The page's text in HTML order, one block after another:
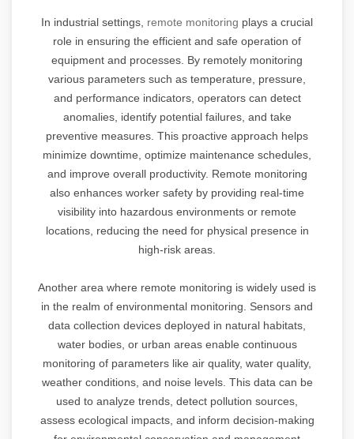
In industrial settings, remote monitoring plays a crucial
role in ensuring the efficient and safe operation of
equipment and processes. By remotely monitoring
various parameters such as temperature, pressure,
and performance indicators, operators can detect
anomalies, identify potential failures, and take
preventive measures. This proactive approach helps
minimize downtime, optimize maintenance schedules,
and improve overall productivity. Remote monitoring
also enhances worker safety by providing real-time
visibility into hazardous environments or remote
locations, reducing the need for physical presence in
high-risk areas.
Another area where remote monitoring is widely used is
in the realm of environmental monitoring. Sensors and
data collection devices deployed in natural habitats,
water bodies, or urban areas enable continuous
monitoring of parameters like air quality, water quality,
weather conditions, and noise levels. This data can be
used to analyze trends, detect pollution sources,
assess ecological impacts, and inform decision-making